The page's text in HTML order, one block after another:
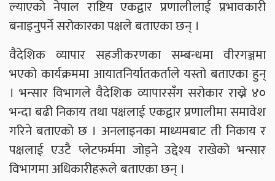
ल्याएको नेपाल राष्टिय एकद्वार प्रणालीलाई प्रभावकारी
बनाइनुपर्ने सरोकारका पक्षले बताएका छन् ।
वैदेशिक व्यापार सहजीकरणका सम्बन्धमा वीरगञ्जमा
भएको कार्यक्रममा आयातनिर्यातकर्ताले यस्तो बताएका हुन्
। भन्सार विभागले वैदेशिक व्यापारसँग सरोकार राख्ने ४०
भन्दा बढी निकाय तथा पक्षलाई एकद्वार प्रणालीमा समावेश
गरिने बताएको छ । अनलाइनका माध्यमबाट ती निकाय र
पक्षलाई एउटै प्लेटफर्ममा जोड्ने उद्देश्य राखेको भन्सार
विभागमा अधिकारीहरूले बताएका छन् ।